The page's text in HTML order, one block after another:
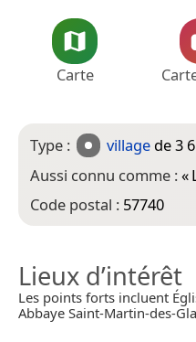
Carte
Type : village de 3
Aussi connu comme :«
Code postal : 57740
Lieux d’intérêt
Les points forts incluent
Abbaye Saint-Martin-des-